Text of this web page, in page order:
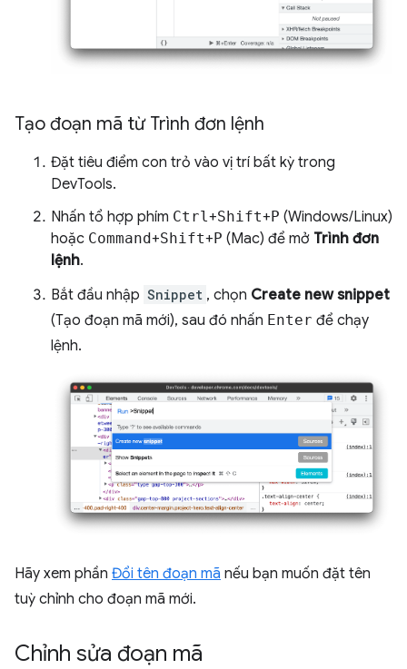
Tạo đoạn mã từ Trình đơn lệnh
Đặt tiêu điểm con trỏ vào vị trí bất kỳ trong
DevTools.
Nhấn tổ hợp phím Ctrl+Shift+P (Windows/Linux)
hoặc Command+Shift+P (Mac) để mở Trình đơn
lệnh.
Bắt đầu nhập Snippet , chọn Create new snippet
(Tạo đoạn mã mới), sau đó nhấn Enter để chạy
lệnh.
Hãy xem phần Đổi tên đoạn mã nếu bạn muốn đặt tên
tuỳ chỉnh cho đoạn mã mới.
Chỉnh sửa đoạn mã